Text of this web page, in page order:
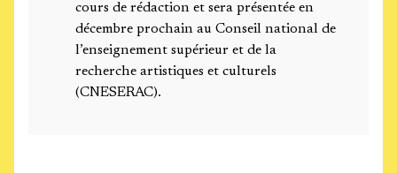
cours de rédaction et sera présentée en
décembre prochain au Conseil national de
l’enseignement supérieur et de la
recherche artistiques et culturels
(CNESERAC).